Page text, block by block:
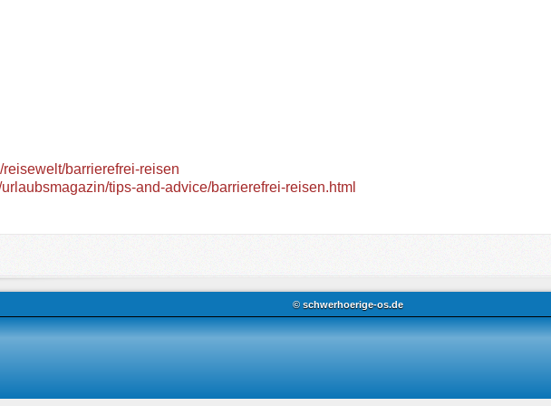
© schwerhoerige-os.de
barrierefrei-reisen
tips-and-advice/barrierefrei-reisen.html